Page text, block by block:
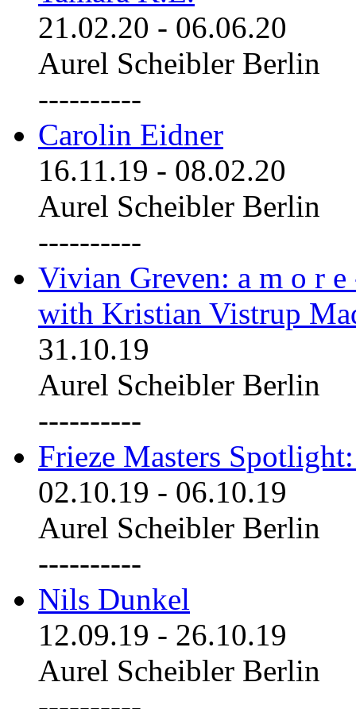
21.02.20 - 06.06.20
Aurel Scheibler Berlin
----------
Carolin Eidner
16.11.19 - 08.02.20
Aurel Scheibler Berlin
----------
Vivian Greven: a m o r
with Kristian Vistrup
31.10.19
Aurel Scheibler Berlin
----------
Frieze Masters
02.10.19 - 06.10.19
Aurel Scheibler Berlin
----------
Nils Dunkel
12.09.19 - 26.10.19
Aurel Scheibler Berlin